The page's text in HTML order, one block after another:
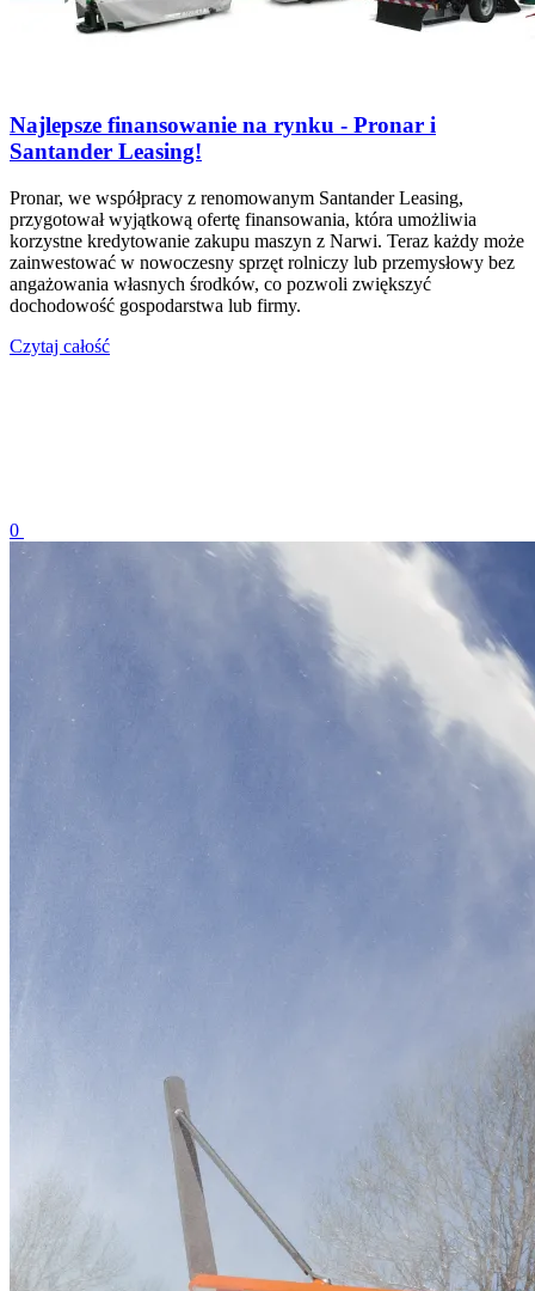
Najlepsze finansowanie na rynku - Pronar i
Santander Leasing!
Pronar, we współpracy z renomowanym Santander Leasing,
przygotował wyjątkową ofertę finansowania, która umożliwia
korzystne kredytowanie zakupu maszyn z Narwi. Teraz każdy może
zainwestować w nowoczesny sprzęt rolniczy lub przemysłowy bez
angażowania własnych środków, co pozwoli zwiększyć
dochodowość gospodarstwa lub firmy.
Czytaj całość
0